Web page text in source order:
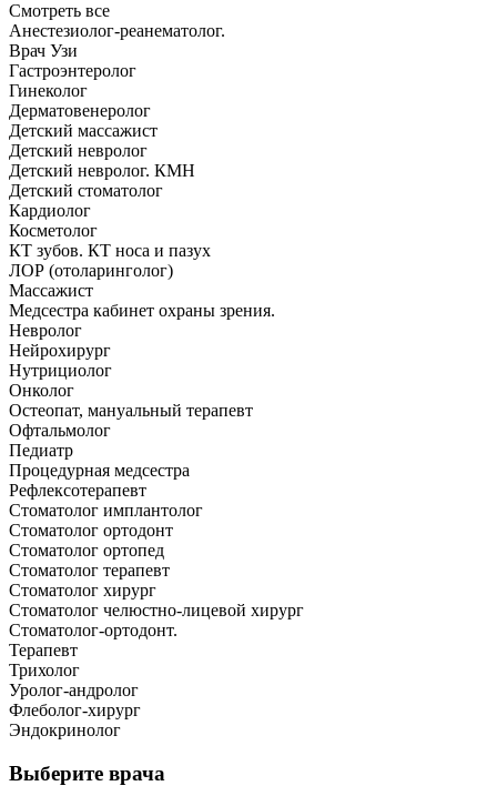
Смотреть все
Анестезиолог-реанематолог.
Врач Узи
Гастроэнтеролог
Гинеколог
Дерматовенеролог
Детский массажист
Детский невролог
Детский невролог. КМН
Детский стоматолог
Кардиолог
Косметолог
КТ зубов. КТ носа и пазух
ЛОР (отоларинголог)
Массажист
Медсестра кабинет охраны зрения.
Невролог
Нейрохирург
Нутрициолог
Онколог
Остеопат, мануальный терапевт
Офтальмолог
Педиатр
Процедурная медсестра
Рефлексотерапевт
Стоматолог имплантолог
Стоматолог ортодонт
Стоматолог ортопед
Стоматолог терапевт
Стоматолог хирург
Стоматолог челюстно-лицевой хирург
Стоматолог-ортодонт.
Терапевт
Трихолог
Уролог-андролог
Флеболог-хирург
Эндокринолог
Выберите врача